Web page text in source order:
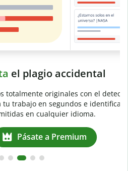
accidental
originales con el detector de
en segundos e identifica citas
cualquier idioma.
a Premium